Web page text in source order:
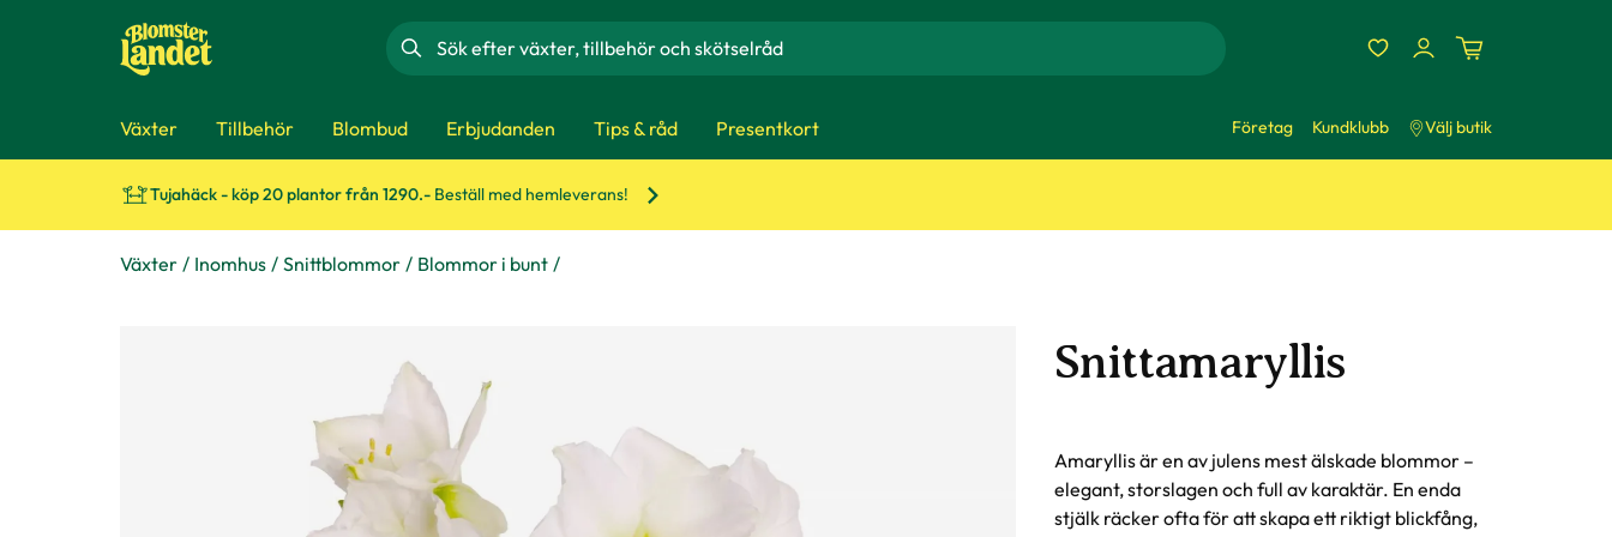
Sök
Växter Tillbehör Blombud Erbjudanden Tips & råd Presentkort Företag Kundklubb Välj butik
Tujahäck - köp 20 plantor från 1290.- Beställ med hemleverans!
Växter Inomhus Snittblommor Blommor i bunt
Snittamaryllis
Amaryllis är en av julens mest älskade blommor –
elegant, storslagen och full av karaktär. En enda
stjälk räcker ofta för att skapa ett riktigt blickfång,